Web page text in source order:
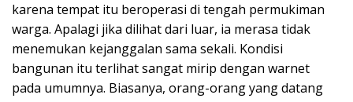
karena tempat itu beroperasi di tengah permukiman
warga. Apalagi jika dilihat dari luar, ia merasa tidak
menemukan kejanggalan sama sekali. Kondisi
bangunan itu terlihat sangat mirip dengan warnet
pada umumnya. Biasanya, orang-orang yang datang